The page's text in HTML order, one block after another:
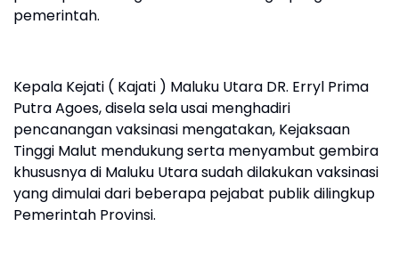
pemerintah.
Kepala Kejati ( Kajati ) Maluku Utara DR. Erryl Prima
Putra Agoes, disela sela usai menghadiri
pencanangan vaksinasi mengatakan, Kejaksaan
Tinggi Malut mendukung serta menyambut gembira
khususnya di Maluku Utara sudah dilakukan vaksinasi
yang dimulai dari beberapa pejabat publik dilingkup
Pemerintah Provinsi.